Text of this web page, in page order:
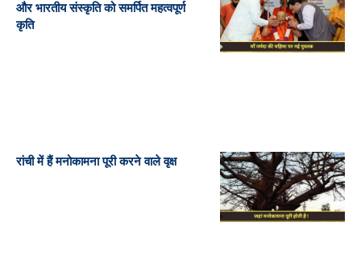
और भारतीय संस्कृति को समर्पित महत्वपूर्ण
कृति
रांची में हैं मनोकामना पूरी करने वाले वृक्ष